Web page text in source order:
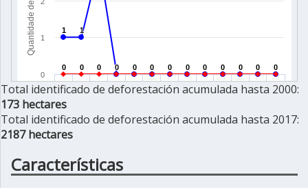
Total identificado de deforestación acumulada hasta 2000:
173 hectares
Total identificado de deforestación acumulada hasta 2017:
2187 hectares
Características